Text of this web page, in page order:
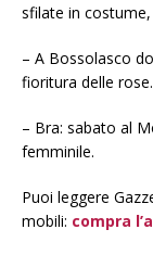
sfilate in
– A Bossolasco
fioritura delle rose.
– Bra: sabato al
femminile.
Puoi leggere
mobili: compra